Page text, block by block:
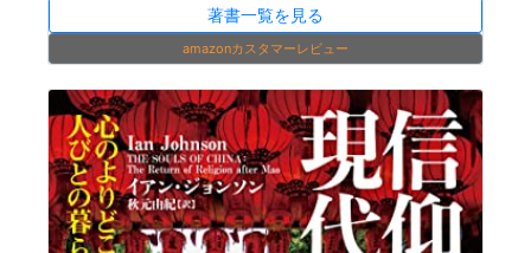
著書一覧を見る
amazonカスタマーレビュー